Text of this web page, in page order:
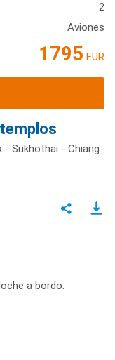
2
Aviones
1795 EUR
Sukhothai - Chiang
a bordo.